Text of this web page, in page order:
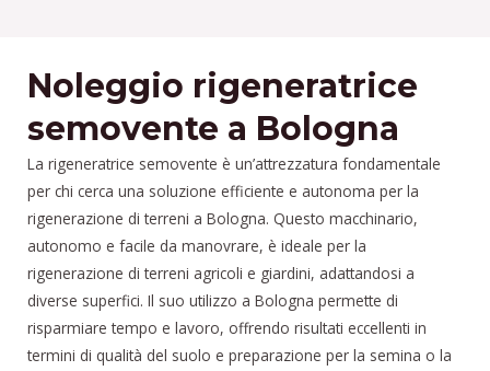
Noleggio rigeneratrice
semovente a Bologna
La rigeneratrice semovente è un’attrezzatura fondamentale
per chi cerca una soluzione efficiente e autonoma per la
rigenerazione di terreni a Bologna. Questo macchinario,
autonomo e facile da manovrare, è ideale per la
rigenerazione di terreni agricoli e giardini, adattandosi a
diverse superfici. Il suo utilizzo a Bologna permette di
risparmiare tempo e lavoro, offrendo risultati eccellenti in
termini di qualità del suolo e preparazione per la semina o la